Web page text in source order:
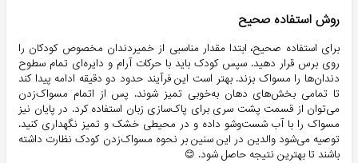
روش استفاده صحیح
برای استفاده صحیح، ابتدا مقدار مناسبی از خمیردندان مخصوص کودکان را
روی برس قرار دهید. سپس کودک باید با حرکات آرام و دایره‌ای تمام سطوح
دندان‌ها را مسواک بزند. بهتر است این فرآیند حدود دو دقیقه ادامه پیدا کند
تا تمامی بخش‌های دهان به‌خوبی تمیز شوند. پس از اتمام مسواک‌زدن
می‌توان از قسمت پشت سری برای پاک‌سازی زبان استفاده کرد. در پایان نیز
مسواک را با آب شست‌وشو داده و در محیطی خشک و تمیز نگهداری کنید.
توصیه می‌شود والدین در این سنین بر نحوه مسواک‌زدن کودک نظارت داشته
باشند تا بهترین نتیجه حاصل شود. 😊